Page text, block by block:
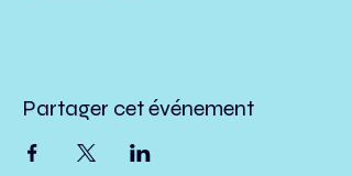
Partager cet événement